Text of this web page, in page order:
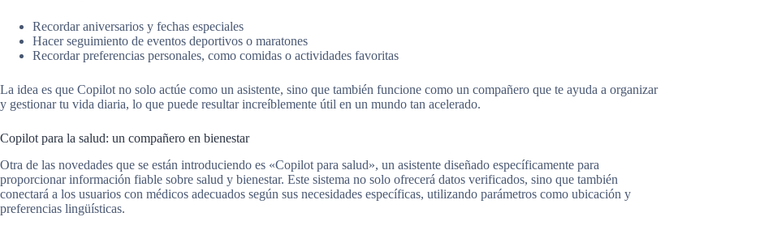
Recordar aniversarios y fechas especiales
Hacer seguimiento de eventos deportivos o maratones
Recordar preferencias personales, como comidas o actividades favoritas
La idea es que Copilot no solo actúe como un asistente, sino que también funcione como un compañero que te ayuda a organizar
y gestionar tu vida diaria, lo que puede resultar increíblemente útil en un mundo tan acelerado.
Copilot para la salud: un compañero en bienestar
Otra de las novedades que se están introduciendo es «Copilot para salud», un asistente diseñado específicamente para
proporcionar información fiable sobre salud y bienestar. Este sistema no solo ofrecerá datos verificados, sino que también
conectará a los usuarios con médicos adecuados según sus necesidades específicas, utilizando parámetros como ubicación y
preferencias lingüísticas.